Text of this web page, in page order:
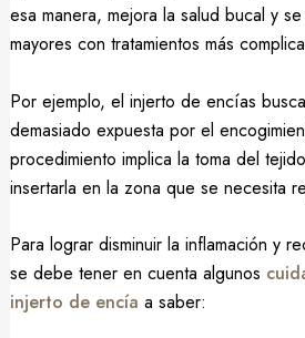
esa manera, mejora la salud bucal y
mayores con tratamientos más
Por ejemplo, el injerto de encías
demasiado expuesta por el
procedimiento implica la toma del
insertarla en la zona que se necesita
Para lograr disminuir la inflamación y
se debe tener en cuenta algunos
injerto de encía a saber: